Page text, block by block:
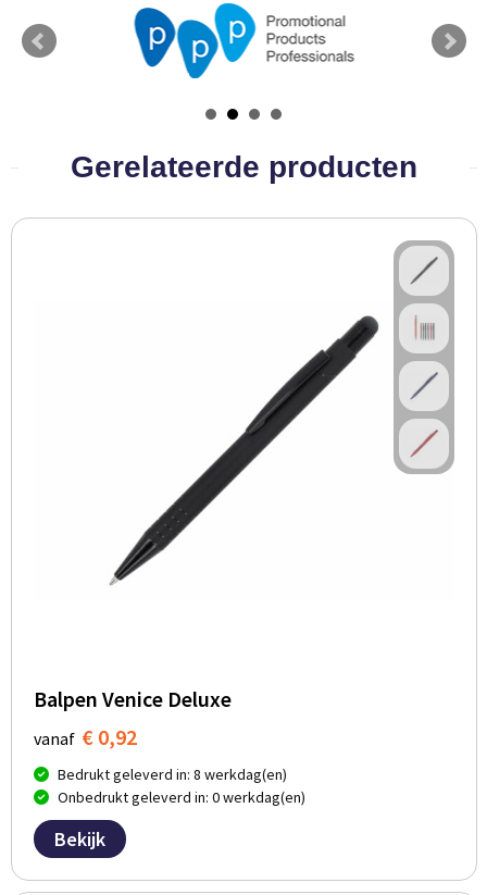
Gerelateerde producten
Balpen Venice Deluxe
vanaf € 0,92
Bedrukt geleverd in: 8 werkdag(en)
Onbedrukt geleverd in: 0 werkdag(en)
Bekijk